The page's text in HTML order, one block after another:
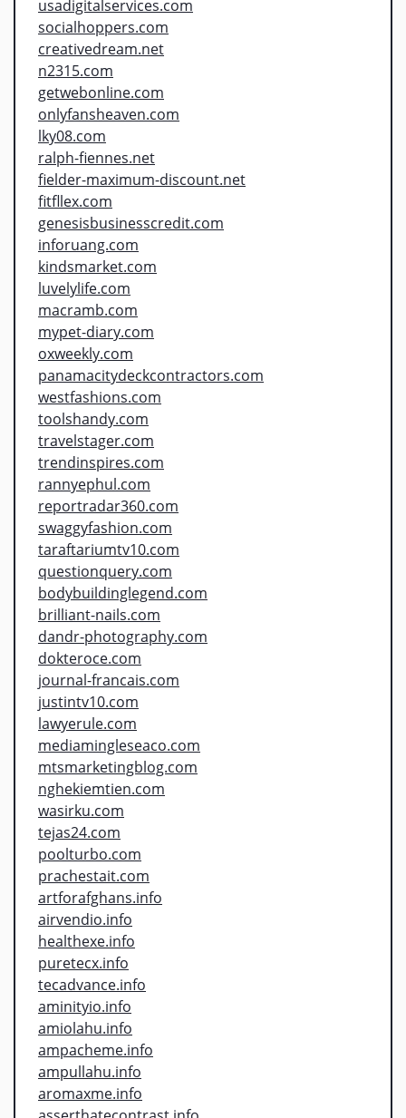
usadigitalservices.com
socialhoppers.com
creativedream.net
n2315.com
getwebonline.com
onlyfansheaven.com
lky08.com
ralph-fiennes.net
fielder-maximum-discount.net
fitfllex.com
genesisbusinesscredit.com
inforuang.com
kindsmarket.com
luvelylife.com
macramb.com
mypet-diary.com
oxweekly.com
panamacitydeckcontractors.com
westfashions.com
toolshandy.com
travelstager.com
trendinspires.com
rannyephul.com
reportradar360.com
swaggyfashion.com
taraftariumtv10.com
questionquery.com
bodybuildinglegend.com
brilliant-nails.com
dandr-photography.com
dokteroce.com
journal-francais.com
justintv10.com
lawyerule.com
mediamingleseaco.com
mtsmarketingblog.com
nghekiemtien.com
wasirku.com
tejas24.com
poolturbo.com
prachestait.com
artforafghans.info
airvendio.info
healthexe.info
puretecx.info
tecadvance.info
aminityio.info
amiolahu.info
ampacheme.info
ampullahu.info
aromaxme.info